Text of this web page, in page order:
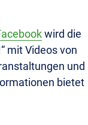
wird die
mit Videos von
und
bietet